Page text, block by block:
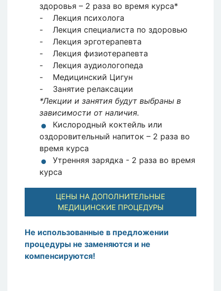
здоровья – 2 раза во время курса*
- Лекция психолога
- Лекция специалиста по здоровью
- Лекция эрготерапевта
- Лекция физиотерапевта
- Лекция аудиологопеда
- Медицинский Цигун
- Занятие релаксации
*Лекции и занятия будут выбраны в
зависимости от наличия.
Кислородный коктейль или
оздоровительный напиток – 2 раза во
время курса
Утренняя зарядка - 2 раза во время
курса
ЦЕНЫ НА ДОПОЛНИТЕЛЬНЫЕ
МЕДИЦИНСКИЕ ПРОЦЕДУРЫ
Не использованные в предложении
процедуры не заменяются и не
компенсируются!